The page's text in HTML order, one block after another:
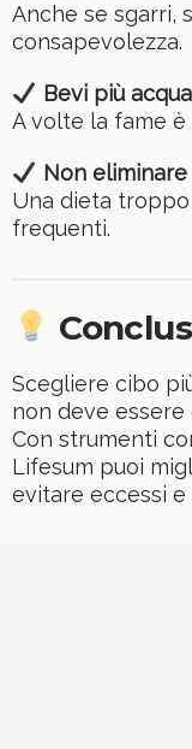
Anche se sgarri,
consapevolezza.
Bevi più acqua
A volte la fame è
Non
Una dieta
frequenti.
Scegliere cibo
non deve essere
Con strumenti
Lifesum puoi
evitare eccessi